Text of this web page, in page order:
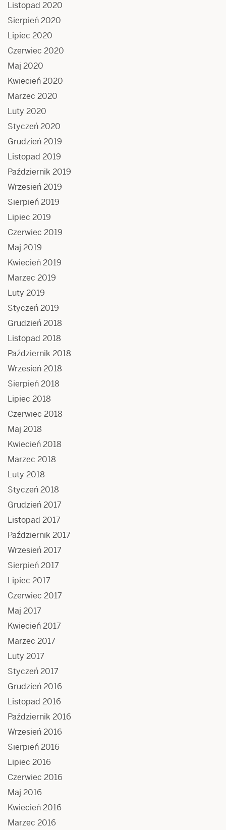
Listopad 2020
Sierpień 2020
Lipiec 2020
Czerwiec 2020
Maj 2020
Kwiecień 2020
Marzec 2020
Luty 2020
Styczeń 2020
Grudzień 2019
Listopad 2019
Październik 2019
Wrzesień 2019
Sierpień 2019
Lipiec 2019
Czerwiec 2019
Maj 2019
Kwiecień 2019
Marzec 2019
Luty 2019
Styczeń 2019
Grudzień 2018
Listopad 2018
Październik 2018
Wrzesień 2018
Sierpień 2018
Lipiec 2018
Czerwiec 2018
Maj 2018
Kwiecień 2018
Marzec 2018
Luty 2018
Styczeń 2018
Grudzień 2017
Listopad 2017
Październik 2017
Wrzesień 2017
Sierpień 2017
Lipiec 2017
Czerwiec 2017
Maj 2017
Kwiecień 2017
Marzec 2017
Luty 2017
Styczeń 2017
Grudzień 2016
Listopad 2016
Październik 2016
Wrzesień 2016
Sierpień 2016
Lipiec 2016
Czerwiec 2016
Maj 2016
Kwiecień 2016
Marzec 2016